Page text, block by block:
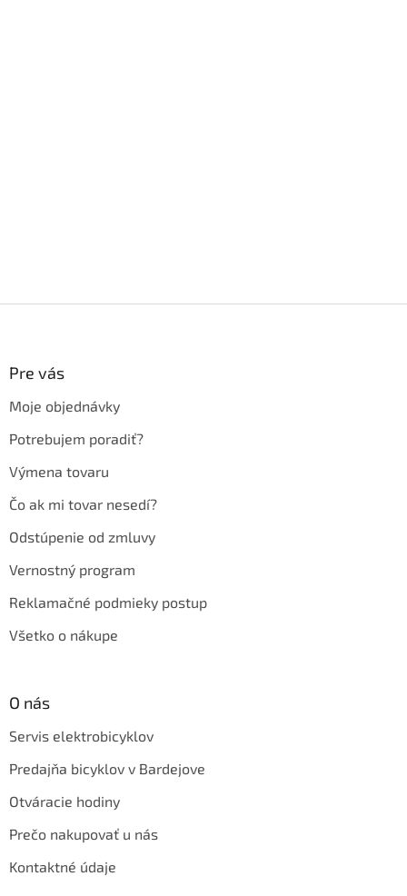
Pre vás
Moje objednávky
Potrebujem poradiť?
Výmena tovaru
Čo ak mi tovar nesedí?
Odstúpenie od zmluvy
Vernostný program
Reklamačné podmieky postup
Všetko o nákupe
O nás
Servis elektrobicyklov
Predajňa bicyklov v Bardejove
Otváracie hodiny
Prečo nakupovať u nás
Kontaktné údaje